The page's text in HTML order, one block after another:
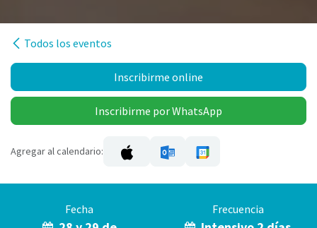
Todos los eventos
Inscribirme online
Inscribirme por WhatsApp
Agregar al calendario:
Fecha Frecuencia